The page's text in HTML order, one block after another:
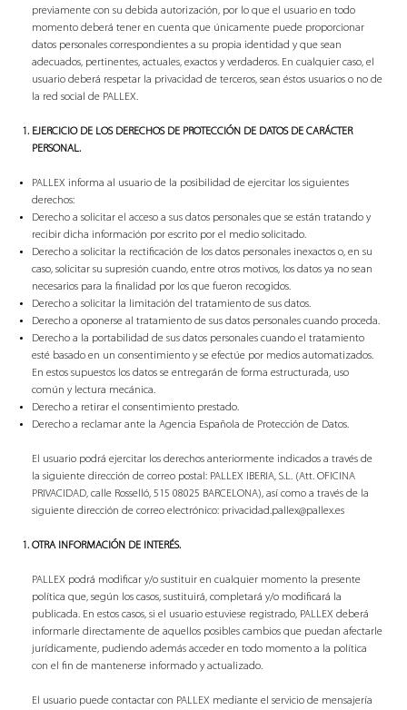
previamente con su debida autorización, por lo que el usuario en todo
momento deberá tener en cuenta que únicamente puede proporcionar
datos personales correspondientes a su propia identidad y que sean
adecuados, pertinentes, actuales, exactos y verdaderos. En cualquier caso, el
usuario deberá respetar la privacidad de terceros, sean éstos usuarios o no de
la red social de PALLEX.
EJERCICIO DE LOS DERECHOS DE PROTECCIÓN DE DATOS DE CARÁCTER
PERSONAL.
PALLEX informa al usuario de la posibilidad de ejercitar los siguientes
derechos:
Derecho a solicitar el acceso a sus datos personales que se están tratando y
recibir dicha información por escrito por el medio solicitado.
Derecho a solicitar la rectificación de los datos personales inexactos o, en su
caso, solicitar su supresión cuando, entre otros motivos, los datos ya no sean
necesarios para la finalidad por los que fueron recogidos.
Derecho a solicitar la limitación del tratamiento de sus datos.
Derecho a oponerse al tratamiento de sus datos personales cuando proceda.
Derecho a la portabilidad de sus datos personales cuando el tratamiento
esté basado en un consentimiento y se efectúe por medios automatizados.
En estos supuestos los datos se entregarán de forma estructurada, uso
común y lectura mecánica.
Derecho a retirar el consentimiento prestado.
Derecho a reclamar ante la Agencia Española de Protección de Datos.
El usuario podrá ejercitar los derechos anteriormente indicados a través de
la siguiente dirección de correo postal: PALLEX IBERIA, S.L. (Att. OFICINA
PRIVACIDAD, calle Rosselló, 515 08025 BARCELONA), así como a través de la
siguiente dirección de correo electrónico: privacidad.pallex@pallex.es
OTRA INFORMACIÓN DE INTERÉS.
PALLEX podrá modificar y/o sustituir en cualquier momento la presente
política que, según los casos, sustituirá, completará y/o modificará la
publicada. En estos casos, si el usuario estuviese registrado, PALLEX deberá
informarle directamente de aquellos posibles cambios que puedan afectarle
jurídicamente, pudiendo además acceder en todo momento a la política
con el fin de mantenerse informado y actualizado.
El usuario puede contactar con PALLEX mediante el servicio de mensajería